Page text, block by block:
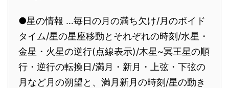
●星の情報 …毎日の月の満ち欠け/月のボイド
タイム/星の星座移動とそれぞれの時刻/水星・
金星・火星の逆行(点線表示)/木星~冥王星の順
行・逆行の転換日/満月・新月・上弦・下弦の
月など月の朔望と、満月新月の時刻/星の動き